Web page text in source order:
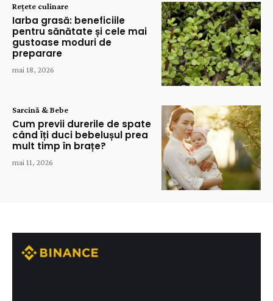
Rețete culinare
Iarba grasă: beneficiile
pentru sănătate și cele mai
gustoase moduri de
preparare
mai 18, 2026
Sarcină & Bebe
Cum previi durerile de spate
când îți duci bebelușul prea
mult timp în brațe?
mai 11, 2026